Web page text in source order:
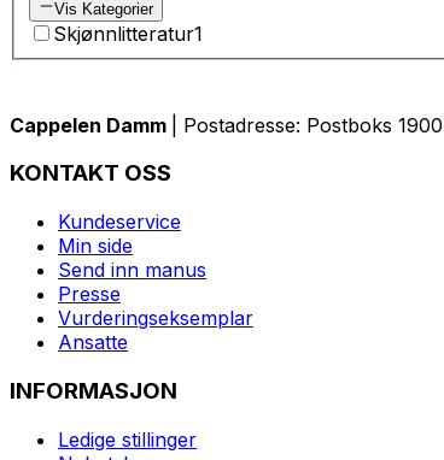
Vis Kategorier
Skjønnlitteratur1
Cappelen Damm | Postadresse: Postboks
KONTAKT OSS
Kundeservice
Min side
Send inn manus
Presse
Vurderingseksemplar
Ansatte
INFORMASJON
Ledige stillinger